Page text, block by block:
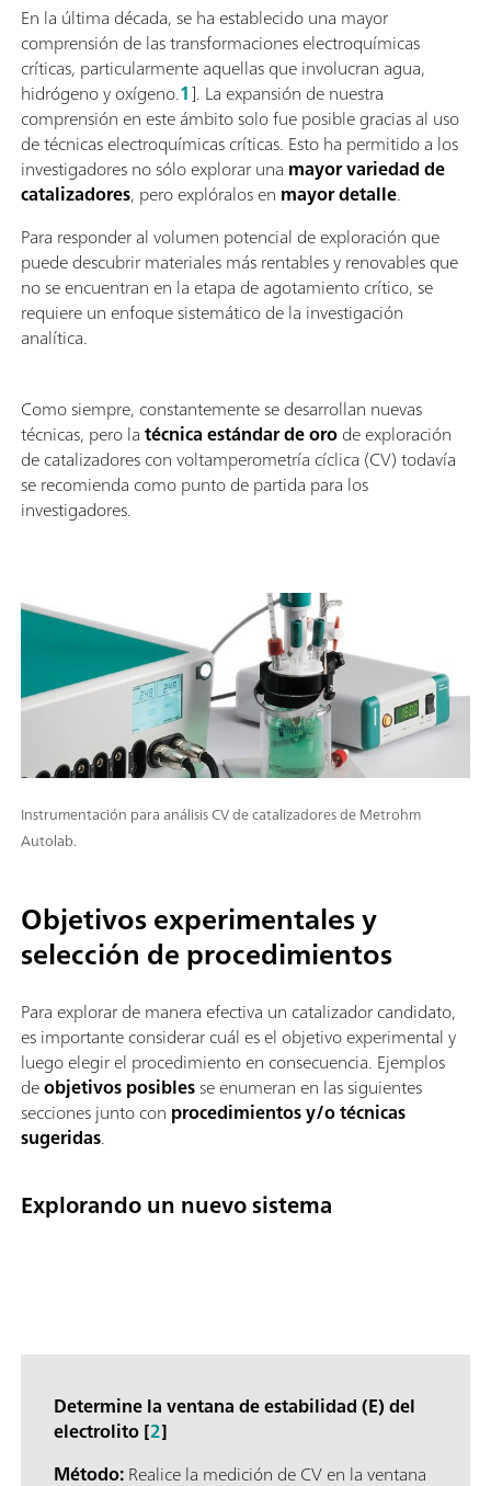
En la última década, se ha establecido una mayor
comprensión de las transformaciones electroquímicas
críticas, particularmente aquellas que involucran agua,
hidrógeno y oxígeno.1]. La expansión de nuestra
comprensión en este ámbito solo fue posible gracias al uso
de técnicas electroquímicas críticas. Esto ha permitido a los
investigadores no sólo explorar una mayor variedad de
catalizadores, pero explóralos en mayor detalle.
Para responder al volumen potencial de exploración que
puede descubrir materiales más rentables y renovables que
no se encuentran en la etapa de agotamiento crítico, se
requiere un enfoque sistemático de la investigación
analítica.
Como siempre, constantemente se desarrollan nuevas
técnicas, pero latécnica estándar de orode exploración
de catalizadores con voltamperometría cíclica (CV) todavía
se recomienda como punto de partida para los
investigadores.
Instrumentación para análisis CV de catalizadores de Metrohm
Autolab.
Objetivos experimentales y
selección de procedimientos
Para explorar de manera efectiva un catalizador candidato,
es importante considerar cuál es el objetivo experimental y
luego elegir el procedimiento en consecuencia. Ejemplos
deobjetivos posiblesse enumeran en las siguientes
secciones junto con procedimientos y/o técnicas
sugeridas.
Explorando un nuevo sistema
Determine la ventana de estabilidad (E) del
electrolito [2]
Método:Realice la medición de CV en la ventana